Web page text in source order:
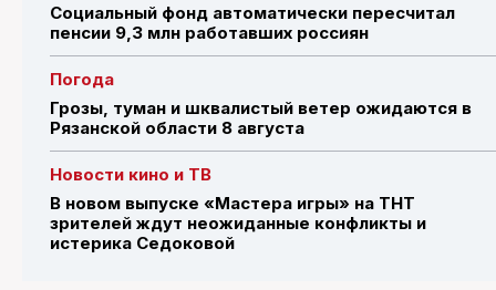
Социальный фонд автоматически пересчитал
пенсии 9,3 млн работавших россиян
Погода
Грозы, туман и шквалистый ветер ожидаются в
Рязанской области 8 августа
Новости кино и ТВ
В новом выпуске «Мастера игры» на ТНТ
зрителей ждут неожиданные конфликты и
истерика Седоковой